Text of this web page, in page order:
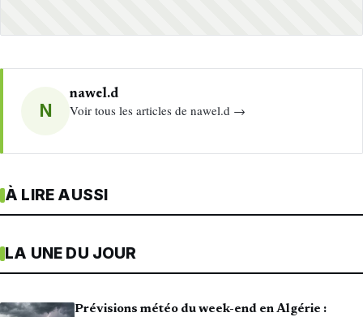
N
nawel.d
Voir tous les articles de nawel.d →
À LIRE AUSSI
LA UNE DU JOUR
Prévisions météo du week-end en Algérie :